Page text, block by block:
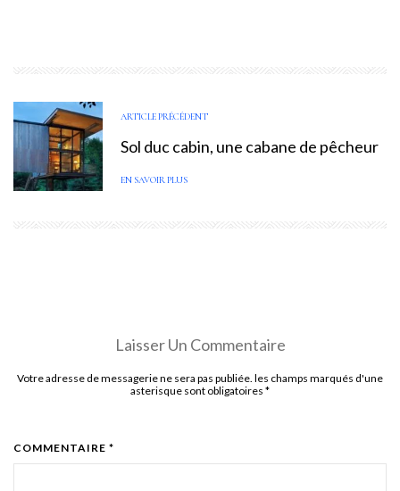
ARTICLE PRÉCÉDENT
Sol duc cabin, une cabane de pêcheur
EN SAVOIR PLUS
Laisser Un Commentaire
Votre adresse de messagerie ne sera pas publiée. les champs marqués d'une
asterisque sont obligatoires *
COMMENTAIRE *